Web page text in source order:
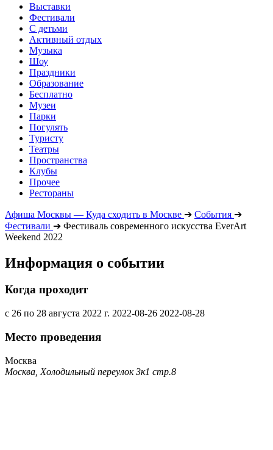
Выставки
Фестивали
С детьми
Активный отдых
Музыка
Шоу
Праздники
Образование
Бесплатно
Музеи
Парки
Погулять
Туристу
Театры
Пространства
Клубы
Прочее
Рестораны
Афиша Москвы — Куда сходить в Москве ➔ События ➔
Фестивали ➔ Фестиваль современного искусства EverArt
Weekend 2022
Информация о событии
Когда проходит
с 26 по 28 августа 2022 г. 2022-08-26 2022-08-28
Место проведения
Москва
Москва, Холодильный переулок 3к1 стр.8